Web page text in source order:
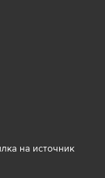
на источник